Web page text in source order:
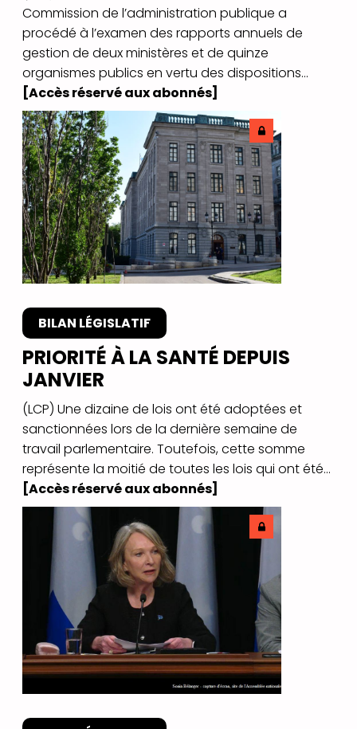
Commission de l’administration publique a
procédé à l’examen des rapports annuels de
gestion de deux ministères et de quinze
organismes publics en vertu des dispositions...
[Accès réservé aux abonnés]
BILAN LÉGISLATIF
PRIORITÉ À LA SANTÉ DEPUIS
JANVIER
(LCP) Une dizaine de lois ont été adoptées et
sanctionnées lors de la dernière semaine de
travail parlementaire. Toutefois, cette somme
représente la moitié de toutes les lois qui ont été...
[Accès réservé aux abonnés]